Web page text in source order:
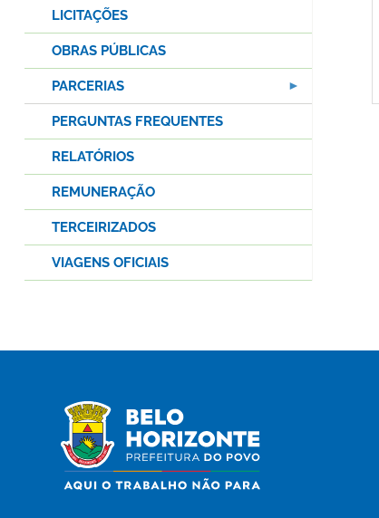
LICITAÇÕES
OBRAS PÚBLICAS
PARCERIAS
PERGUNTAS FREQUENTES
RELATÓRIOS
REMUNERAÇÃO
TERCEIRIZADOS
VIAGENS OFICIAIS